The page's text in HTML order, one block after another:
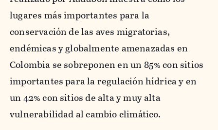
lugares más importantes para la
conservación de las aves migratorias,
endémicas y globalmente amenazadas en
Colombia se sobreponen en un 85% con sitios
importantes para la regulación hídrica y en
un 42% con sitios de alta y muy alta
vulnerabilidad al cambio climático.